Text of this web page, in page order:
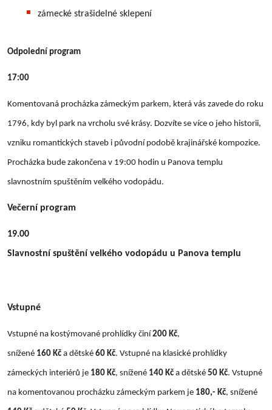
zámecké strašidelné sklepení
Odpolední program
17:00
Komentovaná procházka zámeckým parkem, která vás zavede do roku
1796, kdy byl park na vrcholu své krásy. Dozvíte se více o jeho historii,
vzniku romantických staveb i původní podobě krajinářské kompozice.
Procházka bude zakončena v 19:00 hodin u Panova templu
slavnostním spuštěním velkého vodopádu.
Večerní program
19.00
Slavnostní spuštění velkého vodopádu u Panova templu
Vstupné
Vstupné na kostýmované prohlídky činí 200 Kč,
snížené 160 Kč a dětské 60 Kč. Vstupné na klasické prohlídky
zámeckých interiérů je 180 Kč, snížené 140 Kč a dětské 50 Kč. Vstupné
na komentovanou procházku zámeckým parkem je 180,- Kč, snížené